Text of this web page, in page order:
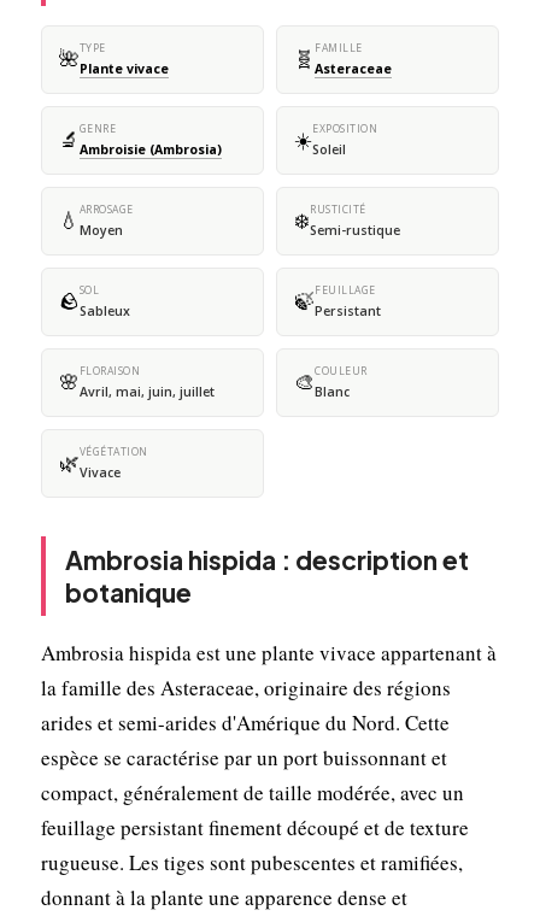
🌺TYPE
Plante vivace 🧬 FAMILLE
Asteraceae
🔬 GENRE
Ambroisie (Ambrosia) ☀️EXPOSITION
Soleil
💧 ARROSAGE
Moyen ❄️RUSTICITÉ
Semi-rustique
🪨SOL
Sableux 🍃FEUILLAGE
Persistant
🌸 FLORAISON
Avril, mai, juin, juillet 🎨COULEUR
Blanc
🌿VÉGÉTATION
Vivace
Ambrosia hispida : description et
botanique
Ambrosia hispida est une plante vivace appartenant à
la famille des Asteraceae, originaire des régions
arides et semi-arides d'Amérique du Nord. Cette
espèce se caractérise par un port buissonnant et
compact, généralement de taille modérée, avec un
feuillage persistant finement découpé et de texture
rugueuse. Les tiges sont pubescentes et ramifiées,
donnant à la plante une apparence dense et